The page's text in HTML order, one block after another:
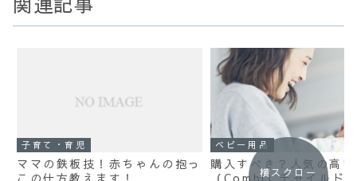
関連記事
子育て・育児
ママの鉄板技！赤ちゃんの抱っ
ベビー用品
購入すべき？人気の高
横スクロー